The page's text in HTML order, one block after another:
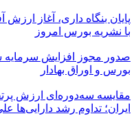
پایان بنگاه داری، آغاز
با نشریه بورس امروز
صدور مجوز افزایش
بورس و اوراق بهادار
مقایسه سه‌دوره‌ای ارزش
ایران؛ تداوم رشد دارایی‌ها